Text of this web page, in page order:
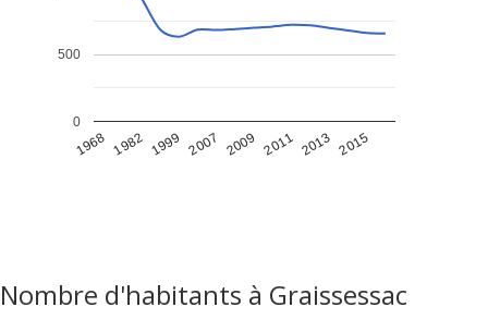
1968 1982 1999 2007 2009 2011 2013 2015
0
500
Nombre d'habitants à Graissessac